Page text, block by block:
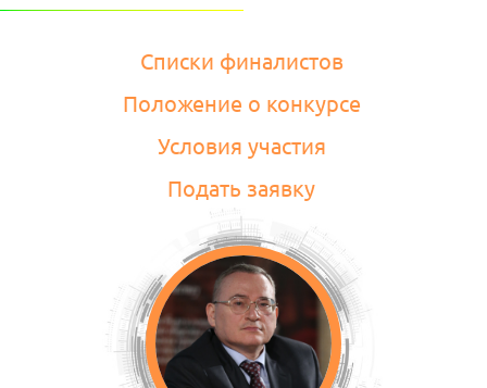
Списки финалистов
Положение о конкурсе
Условия участия
Подать заявку